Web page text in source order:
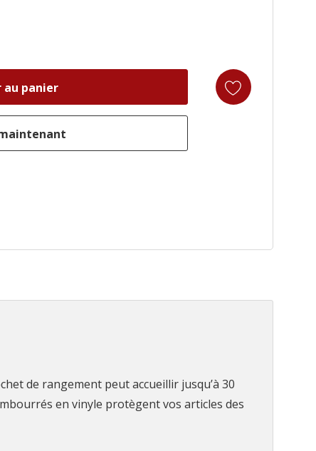
de rangement peut accueillir jusqu’à 30
en vinyle protègent vos articles des